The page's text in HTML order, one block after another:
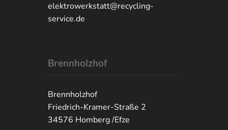
elektrowerkstatt@recycling-
service.de
Brennholzhof
Brennholzhof
Friedrich-Kramer-Straße 2
34576 Homberg /Efze